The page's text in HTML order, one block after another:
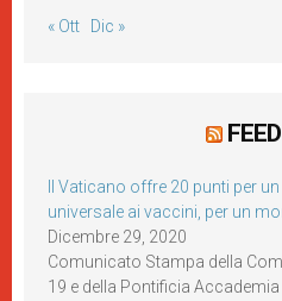
« Ott Dic »
Il Vaticano offre 20 punti per
universale ai vaccini, per un
Dicembre 29, 2020
Comunicato Stampa della
19 e della Pontificia Accademia